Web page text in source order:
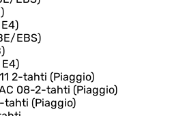
EBS)
2-tahti (Piaggio)
08-2-tahti (Piaggio)
tahti (Piaggio)